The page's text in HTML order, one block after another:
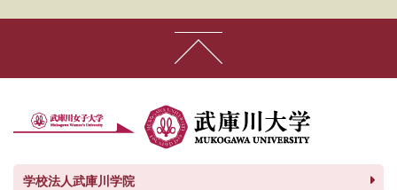
学校法人武庫川学院